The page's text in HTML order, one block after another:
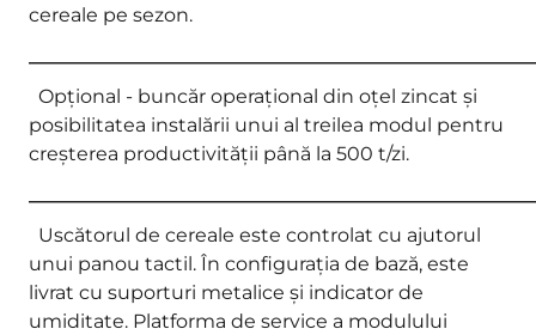
cereale pe sezon.
Opțional - buncăr operațional din oțel zincat și
posibilitatea instalării unui al treilea modul pentru
creșterea productivității până la 500 t/zi.
Uscătorul de cereale este controlat cu ajutorul
unui panou tactil. În configurația de bază, este
livrat cu suporturi metalice și indicator de
umiditate. Platforma de service a modulului